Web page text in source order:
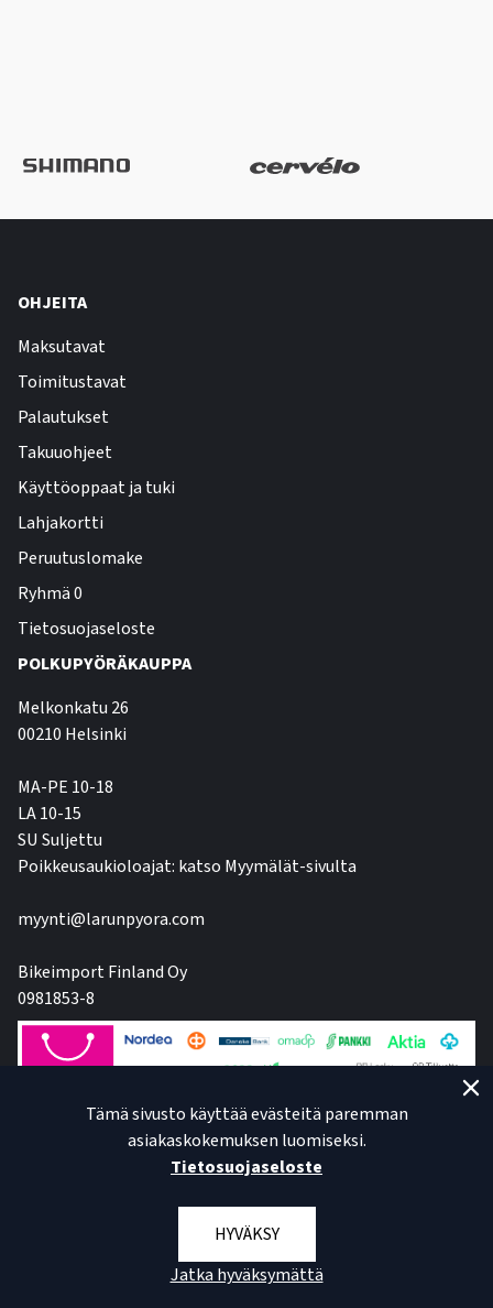
OHJEITA
Maksutavat
Toimitustavat
Palautukset
Takuuohjeet
Käyttöoppaat ja tuki
Lahjakortti
Peruutuslomake
Ryhmä 0
Tietosuojaseloste
POLKUPYÖRÄKAUPPA
Melkonkatu 26
00210 Helsinki
MA-PE 10-18
LA 10-15
SU Suljettu
Poikkeusaukioloajat: katso Myymälät-sivulta
myynti@larunpyora.com
Bikeimport Finland Oy
0981853-8
Tämä sivusto käyttää evästeitä paremman
asiakaskokemuksen luomiseksi.
Tietosuojaseloste
HYVÄKSY
Jatka hyväksymättä